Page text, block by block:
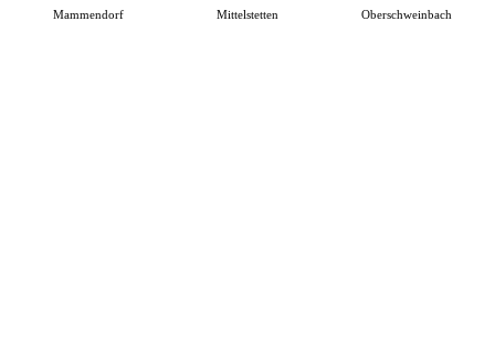
Mammendorf Mittelstetten Oberschweinbach